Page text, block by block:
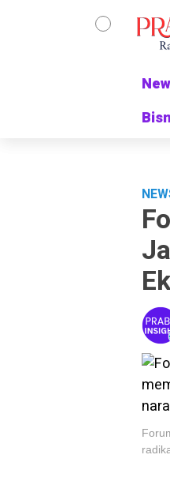
Pribadi, Pengacara MSB